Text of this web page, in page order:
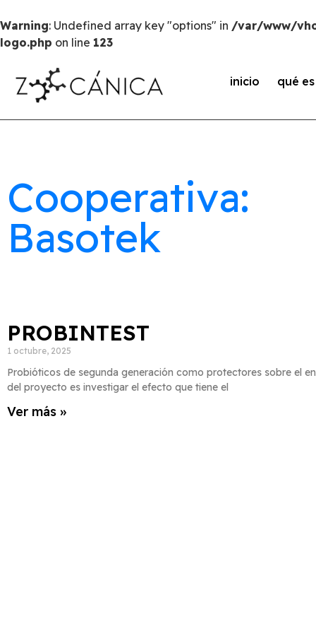
Warning: Undefined array key "options" in /var/www/
logo.php on line 123
inicio qué
Cooperativa:
Basotek
PROBINTEST
1 octubre, 2025
Probióticos de segunda generación como protectores sobre el
del proyecto es investigar el efecto que tiene el
Ver más »